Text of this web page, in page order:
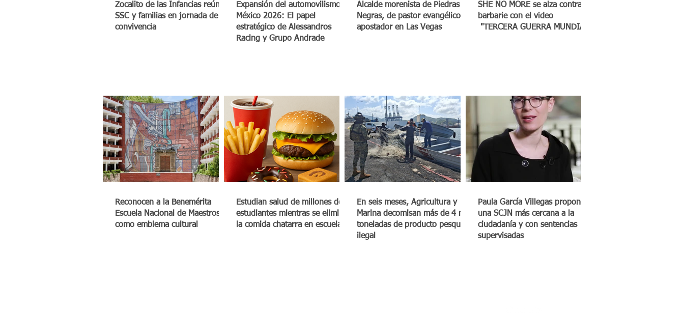
Zocalito de las Infancias reúne a
SSC y familias en jornada de
convivencia
Expansión del automovilismo en
México 2026: El papel
estratégico de Alessandros
Racing y Grupo Andrade
Alcalde morenista de Piedras
Negras, de pastor evangélico a
apostador en Las Vegas
SHE NO MORE se alza contra la
barbarie con el video
"TERCERA GUERRA MUNDIAL"
Reconocen a la Benemérita
Escuela Nacional de Maestros
como emblema cultural
Estudian salud de millones de
estudiantes mientras se elimina
la comida chatarra en escuelas
En seis meses, Agricultura y
Marina decomisan más de 4 mil
toneladas de producto pesquero
ilegal
Paula García Villegas propone
una SCJN más cercana a la
ciudadanía y con sentencias
supervisadas